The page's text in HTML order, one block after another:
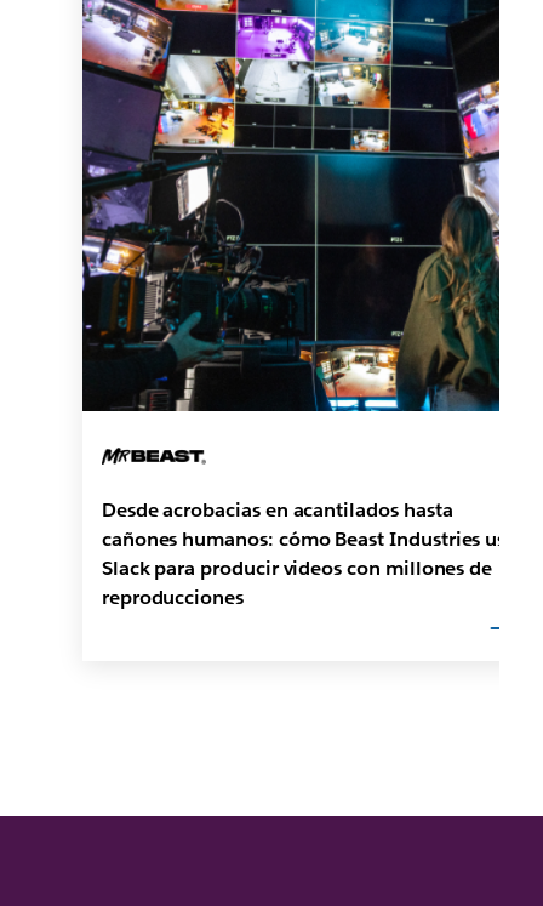
Desde acrobacias en acantilados hasta
cañones humanos: cómo Beast Industries usa
Slack para producir videos con millones de
reproducciones